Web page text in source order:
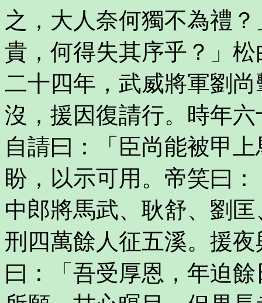
之，大人奈何獨不為禮
貴，何得失其序乎？」
二十四年，武威將軍劉
沒，援因復請行。時年
自請曰：「臣尚能被甲
盼，以示可用。帝笑曰
中郎將馬武、耿舒、劉
刑四萬餘人征五溪。援
曰：「吾受厚恩，年迫